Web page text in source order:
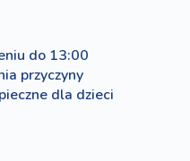
do 13:00
przyczyny
dla dzieci